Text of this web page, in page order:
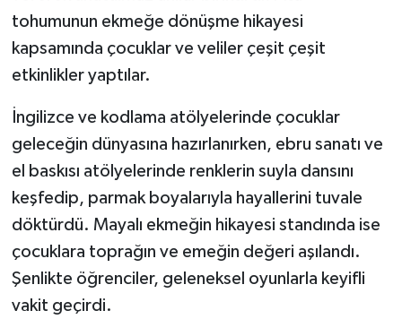
tohumunun ekmeğe dönüşme hikayesi
kapsamında çocuklar ve veliler çeşit çeşit
etkinlikler yaptılar.
İngilizce ve kodlama atölyelerinde çocuklar
geleceğin dünyasına hazırlanırken, ebru sanatı ve
el baskısı atölyelerinde renklerin suyla dansını
keşfedip, parmak boyalarıyla hayallerini tuvale
döktürdü. Mayalı ekmeğin hikayesi standında ise
çocuklara toprağın ve emeğin değeri aşılandı.
Şenlikte öğrenciler, geleneksel oyunlarla keyifli
vakit geçirdi.
Kadın
KÜLTÜR SANAT
MAGAZİN
Otomobil
POLİTİKA
Sağlık